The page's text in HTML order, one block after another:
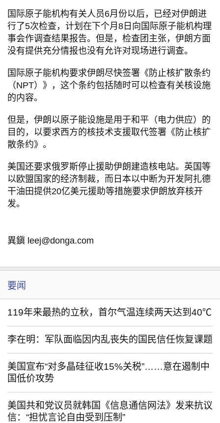
国际原子能机构有关人员6月份以后，已经对伊朗进
行了5次检查，计划在下个月8日向国际原子能机构理
事会作调查结果报告。但是，检查团主张，伊朗方面
没有提供充分情报也没有允许对现场进行调查。
国际原子能机构要求伊朗尽快签署《防止核扩散条约
（NPT）》，这个条约包括随时可以检查有关核设施
的内容。
但是，伊朗以原子能设施是用于和平（电力供应）的
目的，以要求西方的核技术支援取代签署《防止核扩
散条约》。
美国还要求俄罗斯停止援助伊朗建造核电站。英国等
以欧盟国家的经济制裁，而日本以中断为开发阿扎德
干油田提供20亿美元援助等措施要求伊朗放弃核开
发。
異鎭 leej@donga.com
要闻
119年来最热的立秋，首尔气温连续两天达到40℃
李在明：军队面临因内乱丧失的国民信任恢复课题
美国宣布“对多晶硅征收15%关税”……意在遏制中
国低价攻势
美国共和党议员就韩国《信息通信网法》发来抗议
信：“担忧言论自由受到压制”